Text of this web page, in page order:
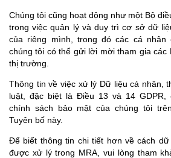
Chúng tôi cũng hoạt động như một Bộ
trong việc quản lý và duy trì cơ sở dữ
của riêng mình, trong đó các cá nhân
chúng tôi có thể gửi lời mời tham gia các
thị trường.
Thông tin về việc xử lý Dữ liệu cá nhân,
luật, đặc biệt là Điều 13 và 14 GDPR,
chính sách bảo mật của chúng tôi
Tuyên bố này.
Để biết thông tin chi tiết hơn về cách
được xử lý trong MRA, vui lòng tham